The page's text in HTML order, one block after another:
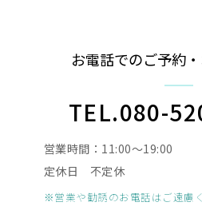
お電話でのご予約
TEL.080-
営業時間：11:00〜19:00
定休日 不定休
※営業や勧誘のお電話はご遠慮